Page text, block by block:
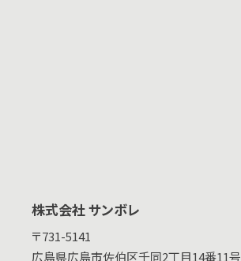
株式会社 サンボレ
〒731-5141
広島県広島市佐伯区千同2丁目14番11号